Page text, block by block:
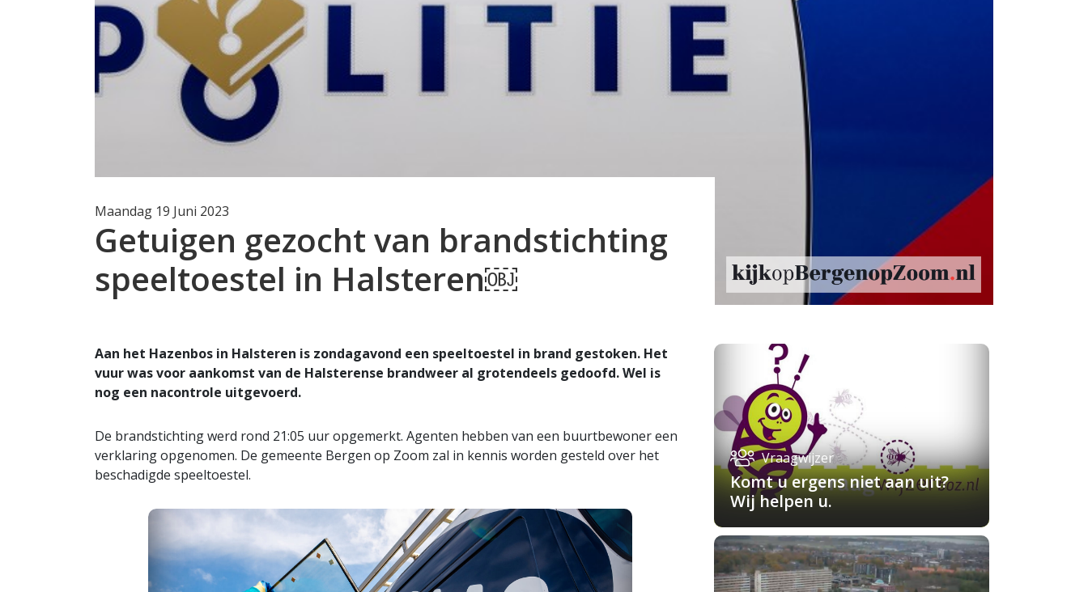
Maandag 19 Juni 2023
Getuigen gezocht van brandstichting
speeltoestel in Halsteren￼
Aan het Hazenbos in Halsteren is zondagavond een speeltoestel in brand gestoken. Het
vuur was voor aankomst van de Halsterense brandweer al grotendeels gedoofd. Wel is
nog een nacontrole uitgevoerd.
De brandstichting werd rond 21:05 uur opgemerkt. Agenten hebben van een buurtbewoner een
verklaring opgenomen. De gemeente Bergen op Zoom zal in kennis worden gesteld over het
beschadigde speeltoestel.
Vraagwijzer
Komt u ergens niet aan uit?
Wij helpen u.